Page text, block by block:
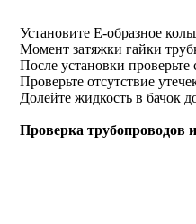
Установите E-образное
Момент затяжки гайки
После установки
Проверьте отсутствие
Долейте жидкость в бачок
Проверка трубопроводов